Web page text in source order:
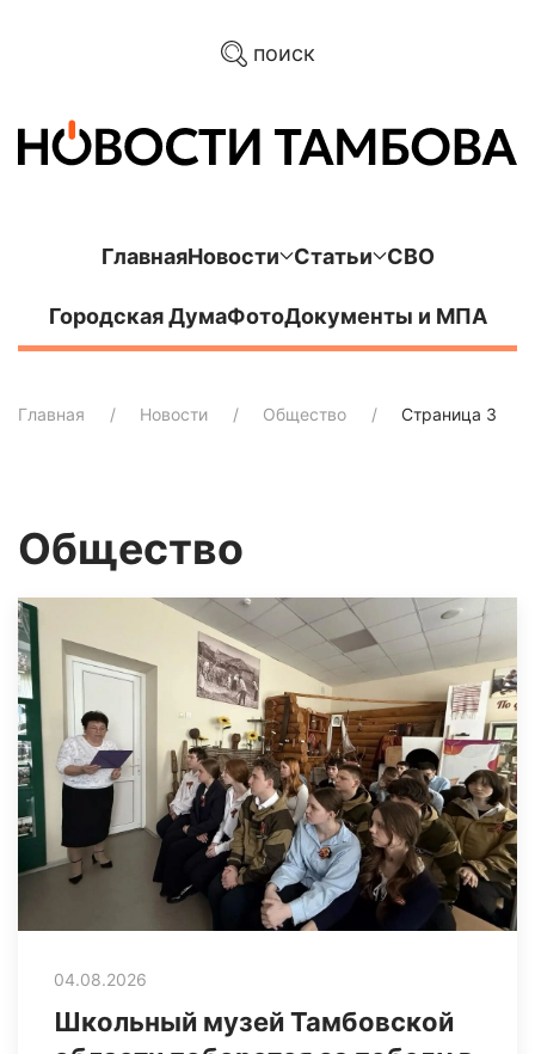
поиск
ГлавнаяНовости Статьи СВО
Городская ДумаФотоДокументы и МПА
Главная Новости Общество Страница 3
Общество
04.08.2026
Школьный музей Тамбовской